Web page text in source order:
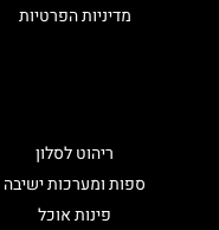
מדיניות הפרטיות
ריהוט לסלון
ספות ומערכות ישיבה
פינות אוכל